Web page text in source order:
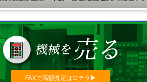
FAXで高額査定はコチラ▶︎